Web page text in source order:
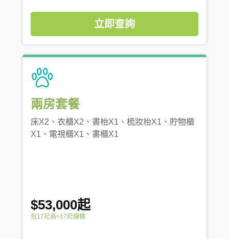
立即查詢
兩房套餐
床X2、衣櫃X2、書枱X1、梳妝枱X1、貯物櫃
X1、電視櫃X1、書櫃X1
$53,000起
包17尺高+17尺矮櫃